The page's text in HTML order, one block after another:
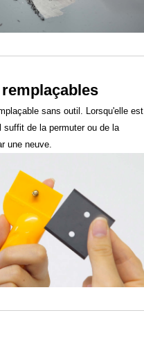
sans outil. Lorsqu'elle est
suffit de la permuter ou de la
une neuve.